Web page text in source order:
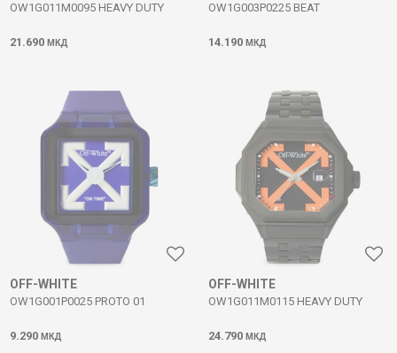
OW1G011M0095 HEAVY DUTY
21.690 МКД
OW1G003P0225 BEAT
14.190 МКД
OFF-WHITE
OW1G001P0025 PROTO 01
9.290 МКД
OFF-WHITE
OW1G011M0115 HEAVY DUTY
24.790 МКД